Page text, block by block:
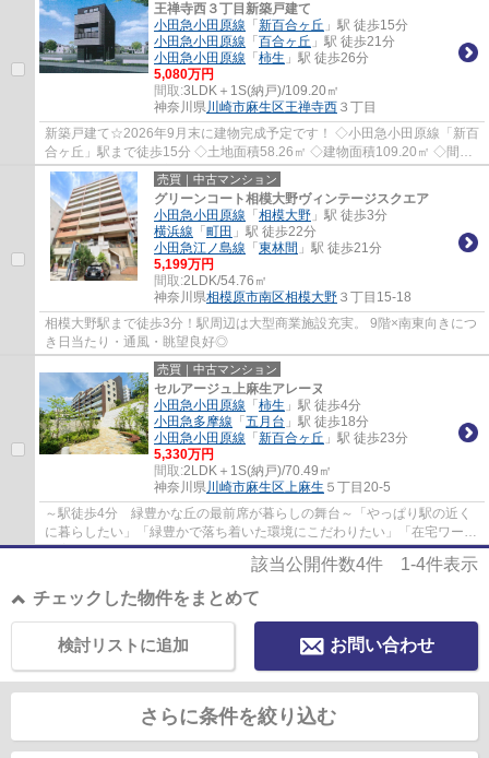
王禅寺西３丁目新築戸建て
小田急小田原線 「 新百合ヶ丘 」駅 徒歩15分
小田急小田原線 「 百合ヶ丘 」駅 徒歩21分
小田急小田原線 「 柿生 」駅 徒歩26分
5,080万円
間取:3LDK＋1S(納戸)/109.20㎡
神奈川県川崎市麻生区王禅寺西 ３丁目
新築戸建て☆2026年9月末に建物完成予定です！ ◇小田急小田原線「新百
合ヶ丘」駅まで徒歩15分 ◇土地面積58.26㎡ ◇建物面積109.20㎡ ◇間取
り3LDK ◇閑静な住宅街 ◇前面道路幅員約4.82m（...
売買｜中古マンション
グリーンコート相模大野ヴィンテージスクエア
小田急小田原線 「 相模大野 」駅 徒歩3分
横浜線 「 町田 」駅 徒歩22分
小田急江ノ島線 「 東林間 」駅 徒歩21分
5,199万円
間取:2LDK/54.76㎡
神奈川県相模原市南区相模大野 ３丁目15-18
相模大野駅まで徒歩3分！駅周辺は大型商業施設充実。 9階×南東向きにつ
き日当たり・通風・眺望良好◎
売買｜中古マンション
セルアージュ上麻生アレーヌ
小田急小田原線 「 柿生 」駅 徒歩4分
小田急多摩線 「 五月台 」駅 徒歩18分
小田急小田原線 「 新百合ヶ丘 」駅 徒歩23分
5,330万円
間取:2LDK＋1S(納戸)/70.49㎡
神奈川県川崎市麻生区上麻生 ５丁目20-5
～駅徒歩4分 緑豊かな丘の最前席が暮らしの舞台～「やっぱり駅の近く
に暮らしたい」「緑豊かで落ち着いた環境にこだわりたい」「在宅ワーク
が増えたから、快適な仕事空間が欲しい」「...
該当公開件数4件 1-4件表示
チェックした物件をまとめて
お問い合わせ
検討リストに追加
さらに条件を絞り込む